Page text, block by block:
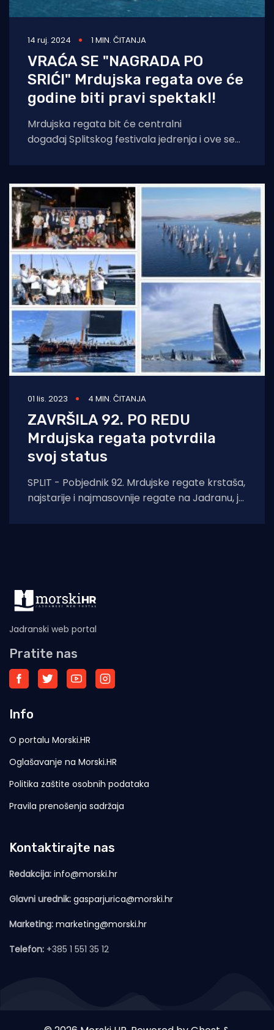
14 ruj. 2024 1 MIN. ČITANJA
VRAĆA SE "NAGRADA PO
SRIĆI" Mrdujska regata ove će
godine biti pravi spektakl!
Mrdujska regata bit će centralni
događaj Splitskog festivala jedrenja i ove se
01 lis. 2023 4 MIN. ČITANJA
ZAVRŠILA 92. PO REDU
Mrdujska regata potvrdila
svoj status
SPLIT - Pobjednik 92. Mrdujske regate krstaša,
najstarije i najmasovnije regate na Jadranu, je
Jadranski web portal
Pratite nas
Info
O portalu Morski.HR
Oglašavanje na Morski.HR
Politika zaštite osobnih podataka
Pravila prenošenja sadržaja
Kontaktirajte nas
Redakcija: info@morski.hr
Glavni urednik: gasparjurica@morski.hr
Marketing: marketing@morski.hr
Telefon: +385 1 551 35 12